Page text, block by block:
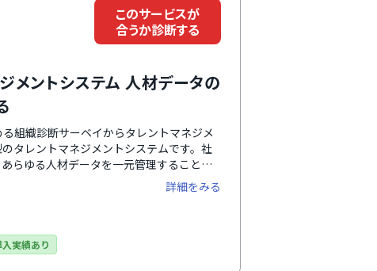
このサービスが
合うか診断する
ントシステム 人材データの
組織診断サーベイからタレントマネジメ
タレントマネジメントシステムです。社
らゆる人材データを一元管理すること
ります。UI・UXがわかりやすく直感的に
サポート体制も手厚く、企業ごとに専任
期設定から導入後の運用までサポートし
における課題もスムーズに解決しながら
て選択可能です。
詳細をみる
入実績あり